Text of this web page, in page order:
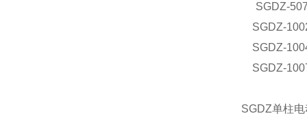
SGDZ-
SGDZ-
SGDZ-
SGDZ-
SGDZ单柱